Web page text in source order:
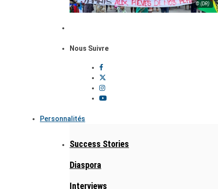
© (DR)
Nous Suivre
Personnalités
Success Stories
Diaspora
Interviews